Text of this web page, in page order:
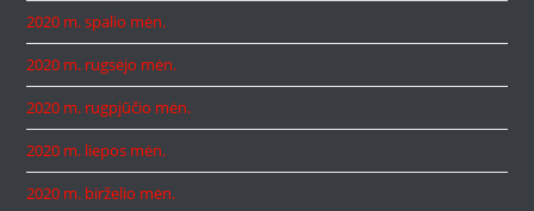
2020 m. spalio mėn.
2020 m. rugsėjo mėn.
2020 m. rugpjūčio mėn.
2020 m. liepos mėn.
2020 m. birželio mėn.